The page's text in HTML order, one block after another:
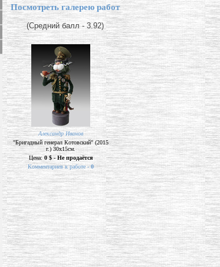
Посмотреть галерею работ
(Средний балл - 3.92)
Александр Иванов
"Бригадный генерал Котовский" (2015
г.) 30х15см.
Цена: 0 $ - Не продаётся
Комментариев к работе - 0